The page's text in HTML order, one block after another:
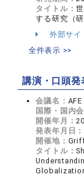
タイトル：
する研究（
外部サイ
全件表示 >>
講演・口頭発
会議名：
国際・国内会
開催年月：
発表年月日：
開催地：
タイトル：